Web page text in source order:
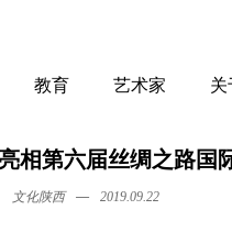
教育 艺术家
相第六届丝绸之路国
文化陕西 — 2019.09.22